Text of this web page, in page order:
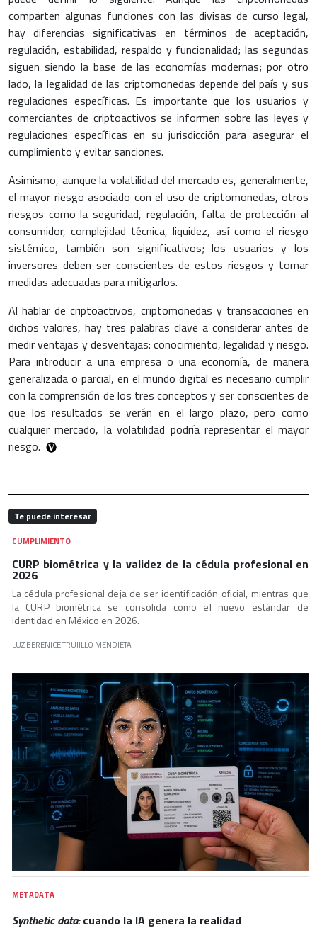
comparten algunas funciones con las divisas de curso legal,
hay diferencias significativas en términos de aceptación,
regulación, estabilidad, respaldo y funcionalidad; las segundas
siguen siendo la base de las economías modernas; por otro
lado, la legalidad de las criptomonedas depende del país y sus
regulaciones específicas. Es importante que los usuarios y
comerciantes de criptoactivos se informen sobre las leyes y
regulaciones específicas en su jurisdicción para asegurar el
cumplimiento y evitar sanciones.
Asimismo, aunque la volatilidad del mercado es, generalmente,
el mayor riesgo asociado con el uso de criptomonedas, otros
riesgos como la seguridad, regulación, falta de protección al
consumidor, complejidad técnica, liquidez, así como el riesgo
sistémico, también son significativos; los usuarios y los
inversores deben ser conscientes de estos riesgos y tomar
medidas adecuadas para mitigarlos.
Al hablar de criptoactivos, criptomonedas y transacciones en
dichos valores, hay tres palabras clave a considerar antes de
medir ventajas y desventajas: conocimiento, legalidad y riesgo.
Para introducir a una empresa o una economía, de manera
generalizada o parcial, en el mundo digital es necesario cumplir
con la comprensión de los tres conceptos y ser conscientes de
que los resultados se verán en el largo plazo, pero como
cualquier mercado, la volatilidad podría representar el mayor
riesgo.
Te puede interesar
CUMPLIMIENTO
CURP biométrica y la validez de la cédula profesional en
2026
La cédula profesional deja de ser identificación oficial, mientras que
la CURP biométrica se consolida como el nuevo estándar de
identidad en México en 2026.
LUZ BERENICE TRUJILLO MENDIETA
METADATA
Synthetic data:cuando la IA genera la realidad